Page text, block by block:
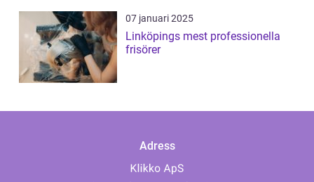
07 januari 2025
Linköpings mest professionella
frisörer
Adress